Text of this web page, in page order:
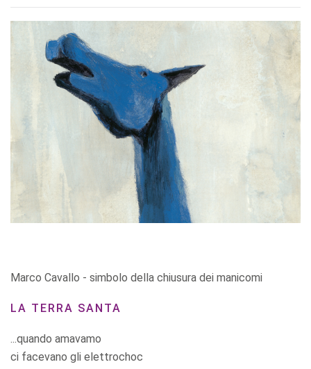
Marco Cavallo - simbolo della chiusura dei manicomi
LA TERRA SANTA
...quando amavamo
ci facevano gli elettrochoc